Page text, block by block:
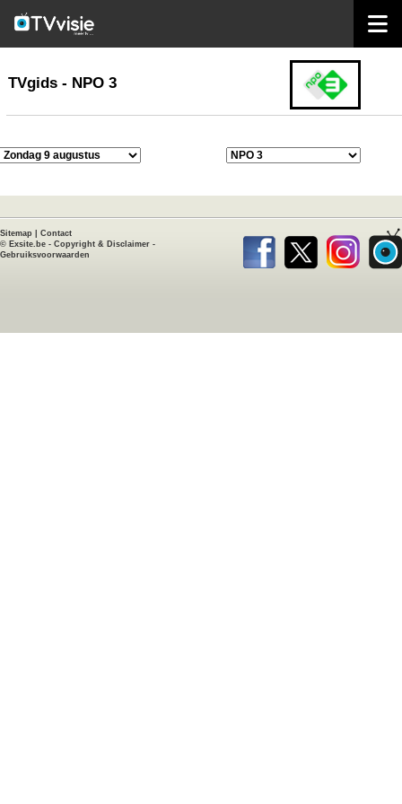
TVgids
TVgids - NPO 3
Sitemap
Contact
© Exsite.be - Copyright & Disclaimer -
Gebruiksvoorwaarden